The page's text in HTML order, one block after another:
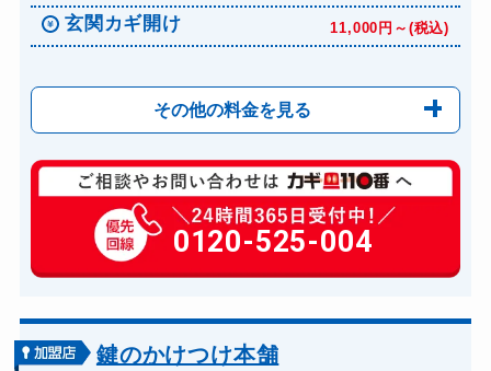
玄関カギ開け 11,000円～(税込)
その他の料金を見る
玄関カギ修理 6,600円～(税込)
玄関カギ作成 14,300円～(税込)
玄関カギ交換 14,300円～(税込)
バイクカギ開け
0120-525-004
鍵のかけつけ本舗